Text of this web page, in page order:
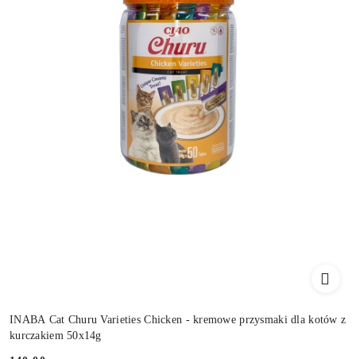
INABA Cat Churu Varieties Chicken - kremowe przysmaki dla kotów z
kurczakiem 50x14g